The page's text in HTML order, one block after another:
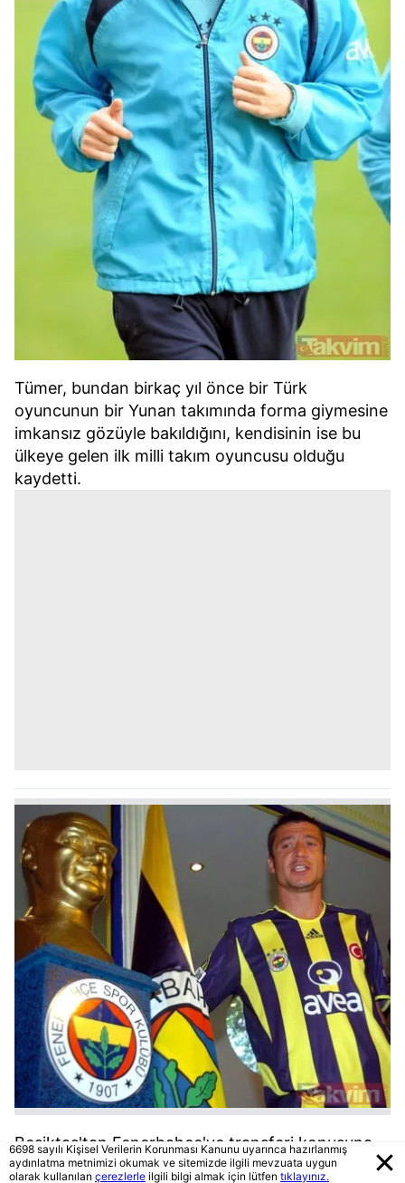
Tümer, bundan birkaç yıl önce bir Türk
oyuncunun bir Yunan takımında forma giymesine
imkansız gözüyle bakıldığını, kendisinin ise bu
ülkeye gelen ilk milli takım oyuncusu olduğu
kaydetti.
Beşiktaş'tan Fenerbahçe'ye transferi konusuna
da değinen Tümer, ''Beşiktaş'ta 5 sene kaptanlık
6698 sayılı Kişisel Verilerin Korunması Kanunu uyarınca hazırlanmış
aydınlatma metnimizi okumak ve sitemizde ilgili mevzuata uygun
olarak kullanılan çerezlerle ilgili bilgi almak için lütfen tıklayınız.